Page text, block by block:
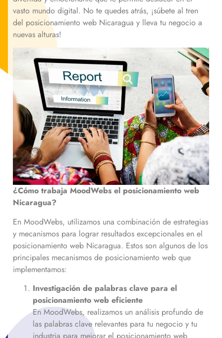
vasto mundo digital. No te quedes atrás, ¡súbete al tren
del posicionamiento web Nicaragua y lleva tu negocio a
nuevas alturas!
¿Cómo trabaja MoodWebs el posicionamiento web
Nicaragua?
En MoodWebs, utilizamos una combinación de estrategias
y mecanismos para lograr resultados excepcionales en el
posicionamiento web Nicaragua. Estos son algunos de los
principales mecanismos de posicionamiento web que
implementamos:
Investigación de palabras clave para el
posicionamiento web eficiente
En MoodWebs, realizamos un análisis profundo de
las palabras clave relevantes para tu negocio y tu